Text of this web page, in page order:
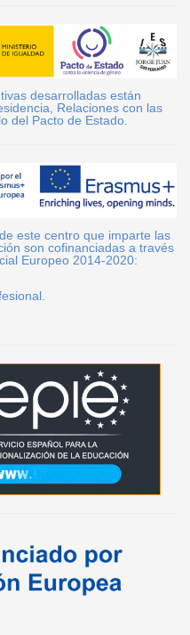
desarrolladas están
Relaciones con las
del Pacto de Estado.
este centro que imparte las
son cofinanciadas a través
Europeo 2014-2020: